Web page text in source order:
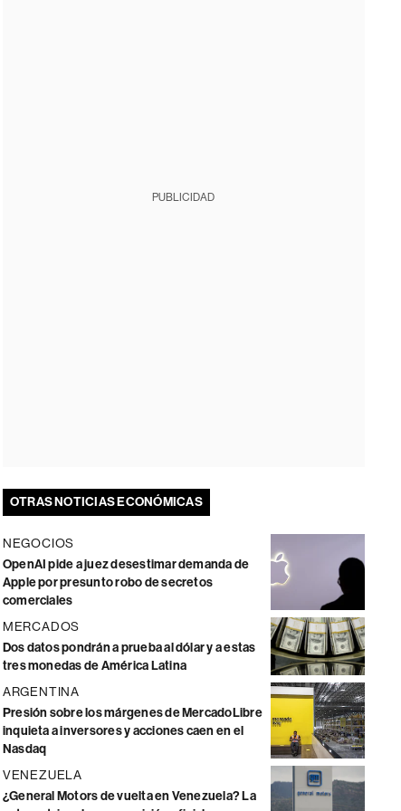
PUBLICIDAD
OTRAS NOTICIAS ECONÓMICAS
NEGOCIOS
OpenAI pide a juez desestimar demanda de
Apple por presunto robo de secretos
comerciales
MERCADOS
Dos datos pondrán a prueba al dólar y a estas
tres monedas de América Latina
ARGENTINA
Presión sobre los márgenes de MercadoLibre
inquieta a inversores y acciones caen en el
Nasdaq
VENEZUELA
¿General Motors de vuelta en Venezuela? La